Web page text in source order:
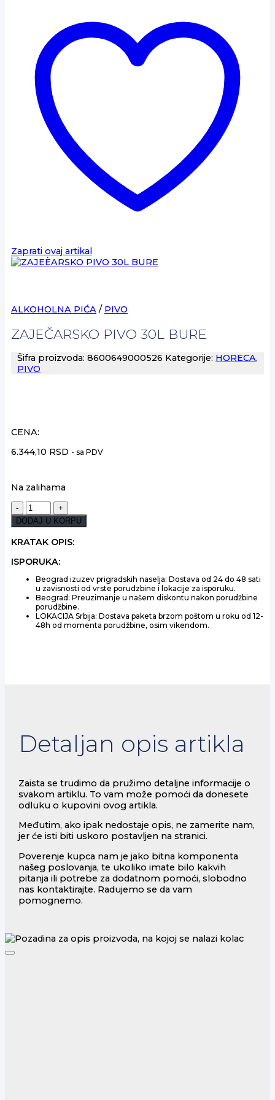
Zaprati ovaj artikal
ALKOHOLNA PIĆA / PIVO
ZAJEČARSKO PIVO 30L BURE
Šifra proizvoda: 8600649000526 Kategorije: HORECA,
PIVO
CENA:
6.344,10 RSD - sa PDV
Na zalihama
ZAJEČARSKO
PIVO
30L
BURE
DODAJ U KORPU
KRATAK OPIS:
ISPORUKA:
Beograd izuzev prigradskih naselja: Dostava od 24 do 48 sati
u zavisnosti od vrste porudzbine i lokacije za isporuku.
Beograd: Preuzimanje u našem diskontu nakon porudžbine
porudžbine.
LOKACIJA Srbija: Dostava paketa brzom poštom u roku od 12-
48h od momenta porudžbine, osim vikendom.
Detaljan opis artikla
Zaista se trudimo da pružimo detaljne informacije o
svakom artiklu. To vam može pomoći da donesete
odluku o kupovini ovog artikla.
Međutim, ako ipak nedostaje opis, ne zamerite nam,
jer će isti biti uskoro postavljen na stranici.
Poverenje kupca nam je jako bitna komponenta
našeg poslovanja, te ukoliko imate bilo kakvih
pitanja ili potrebe za dodatnom pomoći, slobodno
nas kontaktirajte. Radujemo se da vam
pomognemo.